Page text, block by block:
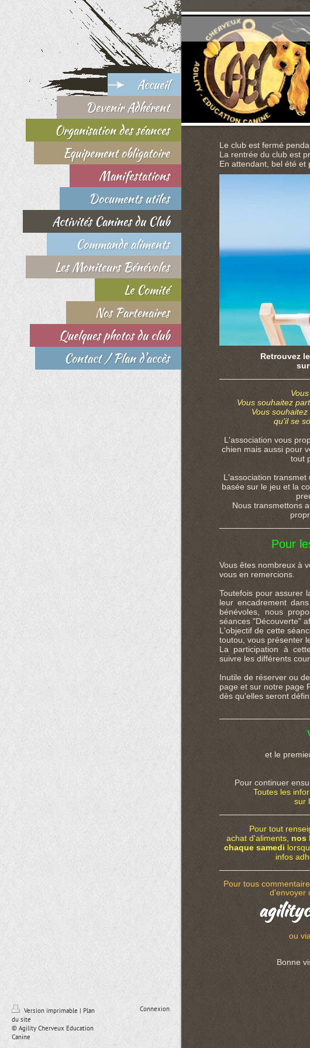
Accueil
Devenir Adhérent
Organisation des séances
Equipement obligatoire
Manifestations
Documents utiles
Activités Canines du Club
Commande aliments
Les Moniteurs Bénévoles
Le Comité
Nos Partenaires
Quelques photos du club
Contact / Plan d'accès
Le club est fermé
La rentrée du club est
En attendant, bel été et
Retrouvez
Vous souhaitez
Vous
qu'il se
L'association vous
chien mais aussi pour
tout
L'association transmet
basée sur le jeu et la
Nous transmettons
Pour
Vous êtes nombreux à
vous en remercions.
Toutefois pour assurer
leur encadrement
bénévoles, nous
séances "Découverte"
L'objectif de cette
toutou, vous présenter
La participation à
suivre les différents
Inutile de réserver ou
page et sur notre page
dès qu'elles seront
et le
Pour continuer
Toutes les
sur
Pour tout
achat d'aliments, nos
chaque samedi
infos
Pour tous
d'envoyer
agility
ou
Bonne
Version imprimable | Plan
du site
© Agility Cherveux Education
Canine
Connexion